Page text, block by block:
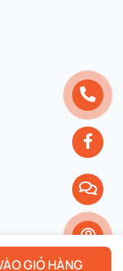
GIỎ HÀNG